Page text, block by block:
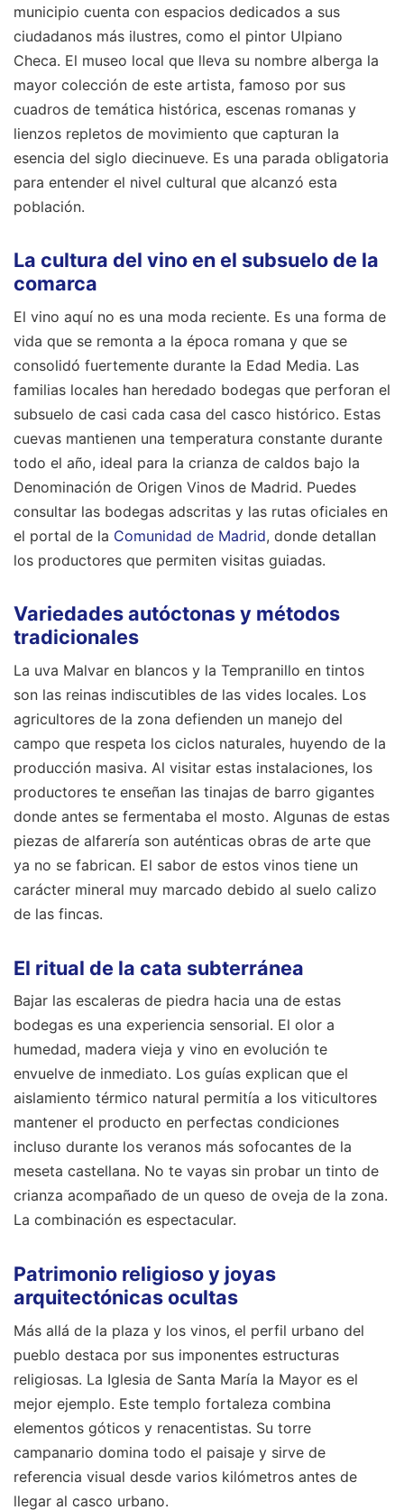
municipio cuenta con espacios dedicados a sus
ciudadanos más ilustres, como el pintor Ulpiano
Checa. El museo local que lleva su nombre alberga la
mayor colección de este artista, famoso por sus
cuadros de temática histórica, escenas romanas y
lienzos repletos de movimiento que capturan la
esencia del siglo diecinueve. Es una parada obligatoria
para entender el nivel cultural que alcanzó esta
población.
La cultura del vino en el subsuelo de la
comarca
El vino aquí no es una moda reciente. Es una forma de
vida que se remonta a la época romana y que se
consolidó fuertemente durante la Edad Media. Las
familias locales han heredado bodegas que perforan el
subsuelo de casi cada casa del casco histórico. Estas
cuevas mantienen una temperatura constante durante
todo el año, ideal para la crianza de caldos bajo la
Denominación de Origen Vinos de Madrid. Puedes
consultar las bodegas adscritas y las rutas oficiales en
el portal de la Comunidad de Madrid, donde detallan
los productores que permiten visitas guiadas.
Variedades autóctonas y métodos
tradicionales
La uva Malvar en blancos y la Tempranillo en tintos
son las reinas indiscutibles de las vides locales. Los
agricultores de la zona defienden un manejo del
campo que respeta los ciclos naturales, huyendo de la
producción masiva. Al visitar estas instalaciones, los
productores te enseñan las tinajas de barro gigantes
donde antes se fermentaba el mosto. Algunas de estas
piezas de alfarería son auténticas obras de arte que
ya no se fabrican. El sabor de estos vinos tiene un
carácter mineral muy marcado debido al suelo calizo
de las fincas.
El ritual de la cata subterránea
Bajar las escaleras de piedra hacia una de estas
bodegas es una experiencia sensorial. El olor a
humedad, madera vieja y vino en evolución te
envuelve de inmediato. Los guías explican que el
aislamiento térmico natural permitía a los viticultores
mantener el producto en perfectas condiciones
incluso durante los veranos más sofocantes de la
meseta castellana. No te vayas sin probar un tinto de
crianza acompañado de un queso de oveja de la zona.
La combinación es espectacular.
Patrimonio religioso y joyas
arquitectónicas ocultas
Más allá de la plaza y los vinos, el perfil urbano del
pueblo destaca por sus imponentes estructuras
religiosas. La Iglesia de Santa María la Mayor es el
mejor ejemplo. Este templo fortaleza combina
elementos góticos y renacentistas. Su torre
campanario domina todo el paisaje y sirve de
referencia visual desde varios kilómetros antes de
llegar al casco urbano.